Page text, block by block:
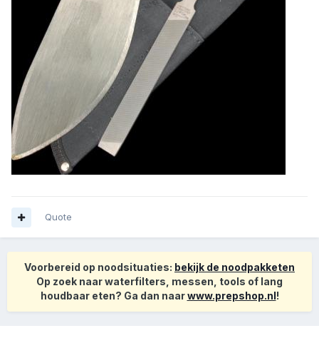
Quote
Voorbereid op noodsituaties: bekijk de noodpakketen
Op zoek naar waterfilters, messen, tools of lang
houdbaar eten? Ga dan naarwww.prepshop.nl!